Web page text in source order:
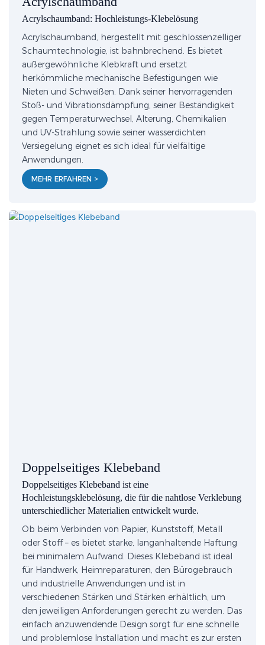
Acrylschaumband: Hochleistungs-Klebelösung
Acrylschaumband, hergestellt mit geschlossenzelliger
Schaumtechnologie, ist bahnbrechend. Es bietet
außergewöhnliche Klebkraft und ersetzt
herkömmliche mechanische Befestigungen wie
Nieten und Schweißen. Dank seiner hervorragenden
Stoß- und Vibrationsdämpfung, seiner Beständigkeit
gegen Temperaturwechsel, Alterung, Chemikalien
und UV-Strahlung sowie seiner wasserdichten
Versiegelung eignet es sich ideal für vielfältige
Anwendungen.
MEHR ERFAHREN >
Doppelseitiges Klebeband
Doppelseitiges Klebeband ist eine
Hochleistungsklebelösung, die für die nahtlose Verklebung
unterschiedlicher Materialien entwickelt wurde.
Ob beim Verbinden von Papier, Kunststoff, Metall
oder Stoff – es bietet starke, langanhaltende Haftung
bei minimalem Aufwand. Dieses Klebeband ist ideal
für Handwerk, Heimreparaturen, den Bürogebrauch
und industrielle Anwendungen und ist in
verschiedenen Stärken und Stärken erhältlich, um
den jeweiligen Anforderungen gerecht zu werden. Das
einfach anzuwendende Design sorgt für eine schnelle
und problemlose Installation und macht es zur ersten